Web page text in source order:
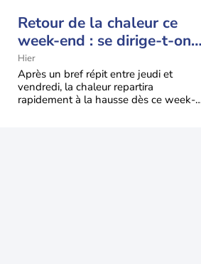
Retour de la chaleur ce
week-end : se dirige-t-on
vers une cinquième vague
de chaleur en France ?
Hier
Après un bref répit entre jeudi et
vendredi, la chaleur repartira
rapidement à la hausse dès ce week-